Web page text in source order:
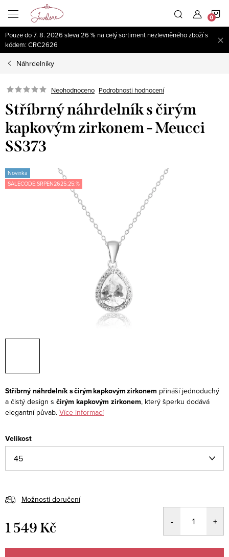
obsah
Pouze do 7. 8. 2026 sleva 26 % na celý sortiment nezlevněného zboží s
kódem: CRC2626
Náhrdelníky
Neohodnoceno Podrobnosti hodnocení
Stříbrný náhrdelník s čirým
kapkovým zirkonem - Meucci
SS373
Novinka
SALECODE:SRPEN2625:25:%
Stříbrný náhrdelník s čirým kapkovým zirkonem přináší jednoduchý
a čistý design s čirým kapkovým zirkonem, který šperku dodává
elegantní půvab. Více informací
Velikost
Možnosti doručení
1 549 Kč
cena: